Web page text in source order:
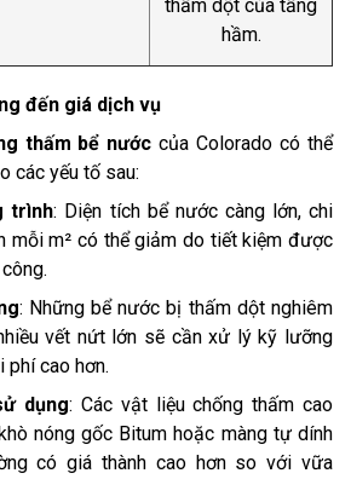
thấm dột của tầng
hầm.
đến giá dịch vụ
thấm bể nước của Colorado có thể
các yếu tố sau:
trình: Diện tích bể nước càng lớn, chi
mỗi m² có thể giảm do tiết kiệm được
: Những bể nước bị thấm dột nghiêm
vết nứt lớn sẽ cần xử lý kỹ lưỡng
phí cao hơn.
dụng: Các vật liệu chống thấm cao
nóng gốc Bitum hoặc màng tự dính
có giá thành cao hơn so với vữa